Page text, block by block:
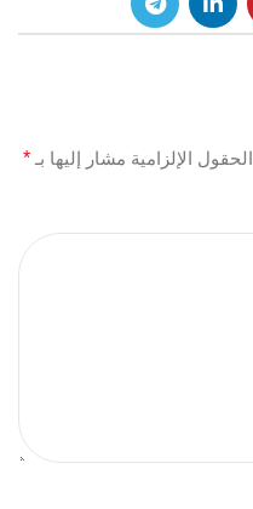
الحقول الإلزامية مشار إليها بـ *